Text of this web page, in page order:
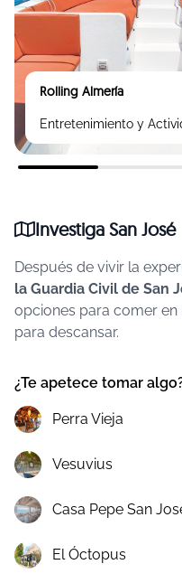
Rolling Almería
Entretenimiento y
Investiga San José
Después de vivir la
la Guardia Civil de San
opciones para comer
para descansar.
¿Te apetece tomar
Perra Vieja
Vesuvius
Casa Pepe San
El Óctopus